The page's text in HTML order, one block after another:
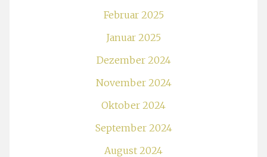
Februar 2025
Januar 2025
Dezember 2024
November 2024
Oktober 2024
September 2024
August 2024